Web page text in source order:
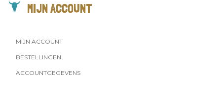
MIJN ACCOUNT
MIJN ACCOUNT
BESTELLINGEN
ACCOUNTGEGEVENS